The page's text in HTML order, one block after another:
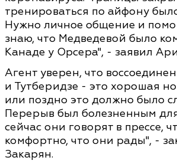
тренироваться по айфону
Нужно личное общение и
знаю, что Медведевой было
Канаде у Орсера", - заявил
Агент уверен, что
и Тутберидзе - это хорошая
или поздно это должно было
Перерыв был болезненным
сейчас они говорят в прессе,
комфортно, что они рады", -
Закарян.